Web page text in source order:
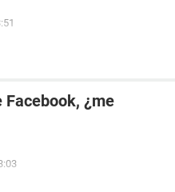
Facebook, ¿me